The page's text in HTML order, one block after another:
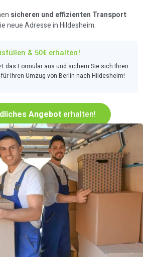
sicheren und effizienten Transport
neue Adresse in Hildesheim.
& 50€ erhalten!
das Formular aus und sichern Sie sich Ihren
Ihren Umzug von Berlin nach Hildesheim!
Angebot erhalten!